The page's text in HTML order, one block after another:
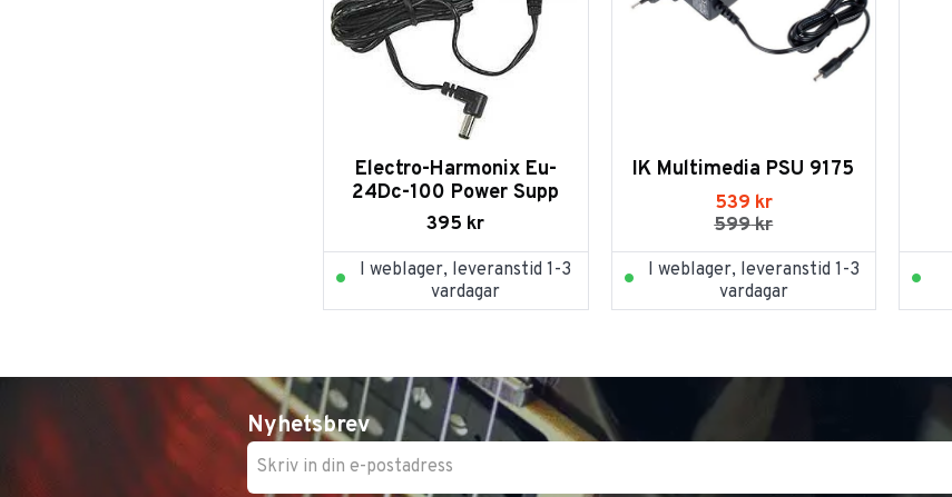
Electro-Harmonix Eu-
24Dc-100 Power Supp
395 kr
I weblager, leveranstid 1-3
vardagar
IK Multimedia PSU 9175
539 kr
599kr
I weblager, leveranstid 1-3
vardagar
Nyhetsbrev